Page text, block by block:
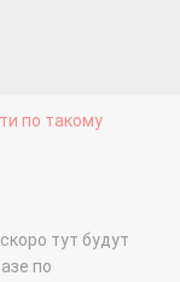
по такому
тут будут
по